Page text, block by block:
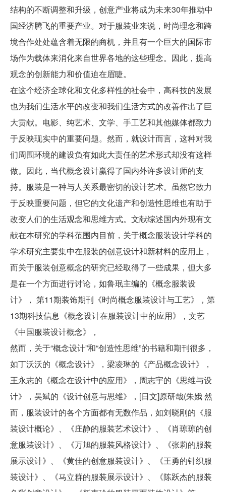
结构的不断调整和升级，创意产业将成为未来30年推动中
国经济腾飞的重要产业。对于服装业来说，时尚理念和跨
境合作处处蕴含着无限的商机，并且有一个巨大的国际市
场作为载体来消化来自世界各地的这些理念。因此，提高
观念的创新能力和价值迫在眉睫。
在这个经济全球化和文化多样性的社会中，高科技的发展
也为我们生活水平的改变和我们生活方式的改善作出了巨
大贡献。电影、纯艺术、文学、手工艺和其他媒体都致力
于反映现实中的重要问题。然而，就设计而言，这种对我
们周围环境的建设负有如此大责任的艺术形式却没有这样
做。因此，当代概念设计赢得了国内外许多设计师的支
持。服装是一种与人关系最密切的设计艺术。虽然它致力
于反映重要问题，但它的文化遗产和创造性思维也有助于
改变人们的生活观念和思维方式。文献综述国内外现有文
献在本研究的学科范围内目前，关于概念服装设计学科的
学术研究主要集中在服装的创意设计和新材料的应用上，
而关于服装创意概念的研究已经取得了一些成果，但大多
是在一个方面进行讨论，如鲁珉主编的《概念服装设
计》， 第11期装饰期刊《时尚概念服装设计与工艺》，第
13期科技信息《概念设计在服装设计中的应用》，文艺
《中国服装设计概念》，
然而，关于“概念设计”和“创造性思维”的书籍和期刊很多，
如丁沃沃的《概念设计》，梁凌琳的《产品概念设计》，
王永志的《概念在设计中的应用》，周志宇的《思维与设
计》，吴斌的《设计创意与思维》，[日文]原研哉(朱娥 然
而，服装设计的各个方面都有无数作品，如刘晓刚的《服
装设计概论》、《庄静的服装艺术设计》、《肖琼琼的创
意服装设计》、《万旭的服装风格设计》、《张莉的服装
展示设计》、《黄佳的创意服装设计》、《王勇的针织服
装设计》、《马立群的服装展示设计》、《陈跃杰的服装